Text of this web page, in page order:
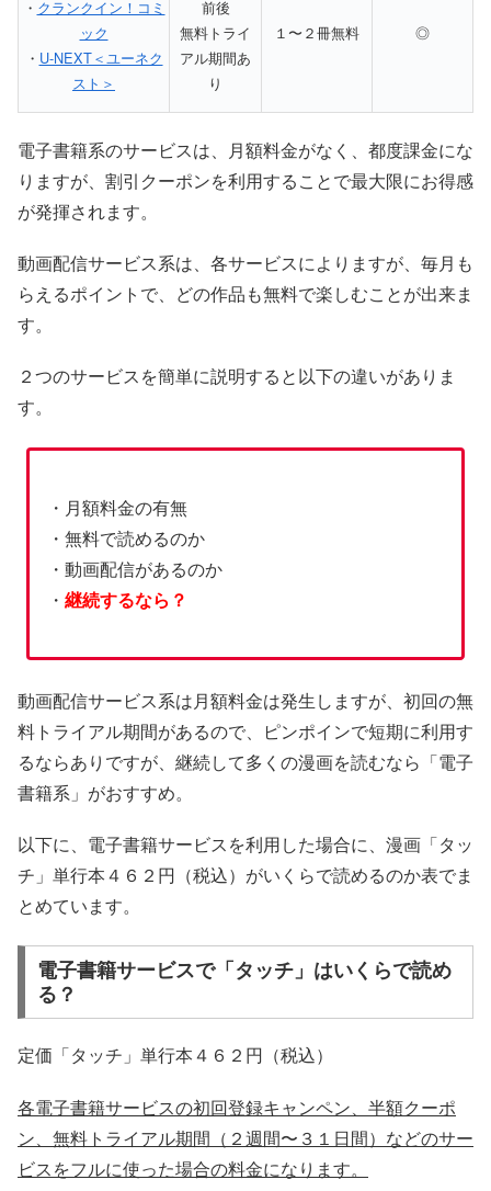
・ クランクイン！コミ
ック
・ U-NEXT＜ユーネク
スト＞
前後
無料トライ
アル期間あ
り
１〜２冊無料 ◎
電子書籍系のサービスは、月額料金がなく、都度課金にな
りますが、割引クーポンを利用することで最大限にお得感
が発揮されます。
動画配信サービス系は、各サービスによりますが、毎月も
らえるポイントで、どの作品も無料で楽しむことが出来ま
す。
２つのサービスを簡単に説明すると以下の違いがありま
す。
・月額料金の有無
・無料で読めるのか
・動画配信があるのか
・継続するなら？
動画配信サービス系は月額料金は発生しますが、初回の無
料トライアル期間があるので、ピンポインで短期に利用す
るならありですが、継続して多くの漫画を読むなら「電子
書籍系」がおすすめ。
以下に、電子書籍サービスを利用した場合に、漫画「タッ
チ」単行本４６２円（税込）がいくらで読めるのか表でま
とめています。
電子書籍サービスで「タッチ」はいくらで読め
る？
定価「タッチ」単行本４６２円（税込）
各電子書籍サービスの初回登録キャンペン、半額クーポ
ン、無料トライアル期間（２週間〜３１日間）などのサー
ビスをフルに使った場合の料金になります。